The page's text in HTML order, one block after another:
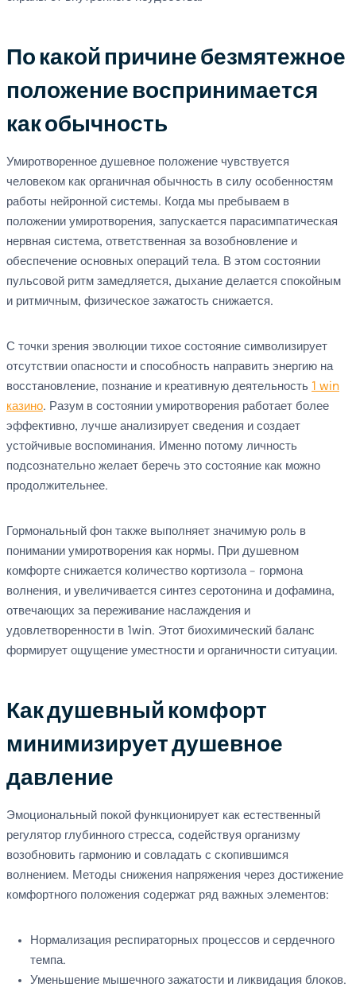
По какой причине безмятежное
положение воспринимается
как обычность
Умиротворенное душевное положение чувствуется
человеком как органичная обычность в силу особенностям
работы нейронной системы. Когда мы пребываем в
положении умиротворения, запускается парасимпатическая
нервная система, ответственная за возобновление и
обеспечение основных операций тела. В этом состоянии
пульсовой ритм замедляется, дыхание делается спокойным
и ритмичным, физическое зажатость снижается.
С точки зрения эволюции тихое состояние символизирует
отсутствии опасности и способность направить энергию на
восстановление, познание и креативную деятельность 1 win
казино. Разум в состоянии умиротворения работает более
эффективно, лучше анализирует сведения и создает
устойчивые воспоминания. Именно потому личность
подсознательно желает беречь это состояние как можно
продолжительнее.
Гормональный фон также выполняет значимую роль в
понимании умиротворения как нормы. При душевном
комфорте снижается количество кортизола – гормона
волнения, и увеличивается синтез серотонина и дофамина,
отвечающих за переживание наслаждения и
удовлетворенности в 1win. Этот биохимический баланс
формирует ощущение уместности и органичности ситуации.
Как душевный комфорт
минимизирует душевное
давление
Эмоциональный покой функционирует как естественный
регулятор глубинного стресса, содействуя организму
возобновить гармонию и совладать с скопившимся
волнением. Методы снижения напряжения через достижение
комфортного положения содержат ряд важных элементов:
Нормализация респираторных процессов и сердечного
темпа.
Уменьшение мышечного зажатости и ликвидация блоков.